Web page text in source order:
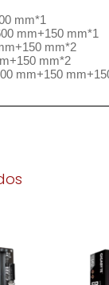
mm*1
mm+150 mm*1
mm*2
mm*2
mm+150